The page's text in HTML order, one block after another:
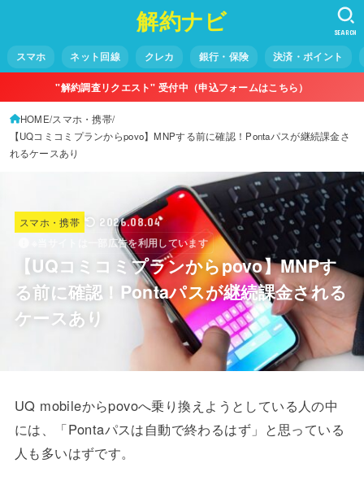
解約ナビ
スマホ ネット回線 クレカ 銀行・保険 決済・ポイント
SEARCH
"解約調査リクエスト" 受付中（申込フォームはこちら）
HOME スマホ・携帯
【UQコミコミプランからpovo】MNPする前に確認！Pontaパスが継続課金さ
れるケースあり
スマホ・携帯
2026.08.04
※当サイトは一部広告を利用しています
【UQコミコミプランからpovo】MNPす
る前に確認！Pontaパスが継続課金される
ケースあり
UQ mobileからpovoへ乗り換えようとしている人の中
には、「Pontaパスは自動で終わるはず」と思っている
人も多いはずです。